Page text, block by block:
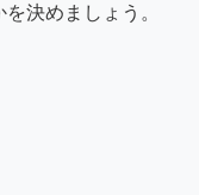
決めましょう。